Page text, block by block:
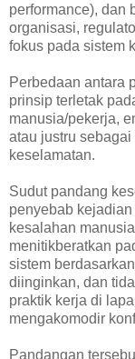
performance), dan
organisasi,
fokus pada sistem
Perbedaan antara
prinsip terletak
manusia/pekerja,
atau justru
keselamatan.
Sudut pandang
penyebab
kesalahan
menitikberatkan
sistem
diinginkan, dan
praktik kerja di
mengakomodir
Pandangan